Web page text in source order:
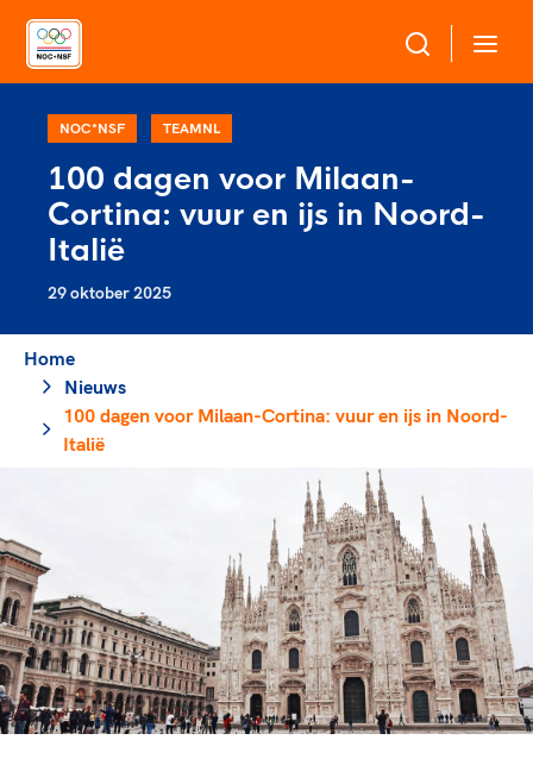
Over NOC*NSF
Sportagenda 2032
Leden
Merkbescherming NOC*NSF
Onze partners
Sportonderzoek
Sportakkoord II
Game Changer
TeamNL kids
Sportdeelname
Bonden en professionals in de sport
Beleidsmedewerkers
Clubbestuurders
Coördinatoren en opleiders
Trainer-coaches
Veilige en integere sport
Gezonde sportomgeving
Duurzaamheid
Bekwaam sportkader
Vitale clubs en bestuurlijk kader
Voor talentvolle sporters
Atletencommissie
Paralympische Talentdag
TeamNL Academie Kalender
Kennisaanbod TeamNL Experts
TeamNL Sport Science Centre
Voor bonden
NOC*NSF TEAMNL
100 dagen voor Milaan-
Cortina: vuur en ijs in Noord-
Italië
29 oktober 2025
Home
Nieuws
100 dagen voor Milaan-Cortina: vuur en ijs in Noord-
Italië